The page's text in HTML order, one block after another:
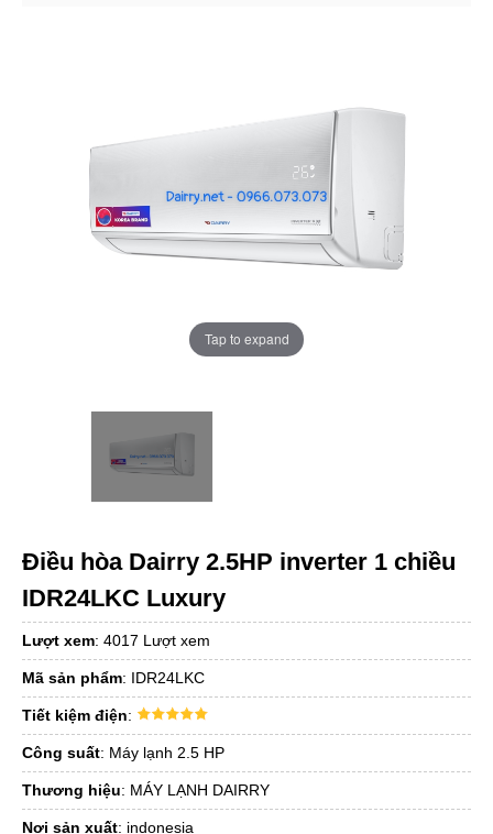
Tap to expand
Điều hòa Dairry 2.5HP inverter 1 chiều
IDR24LKC Luxury
Lượt xem: 4017 Lượt xem
Mã sản phẩm: IDR24LKC
Tiết kiệm điện:
Công suất: Máy lạnh 2.5 HP
Thương hiệu: MÁY LẠNH DAIRRY
Nơi sản xuất: indonesia